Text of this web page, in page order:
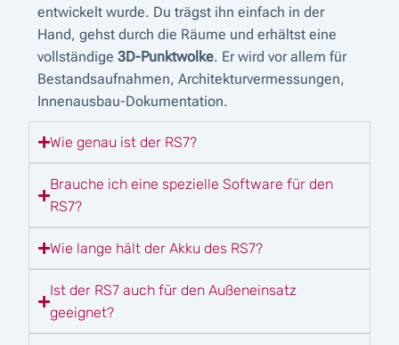
entwickelt wurde. Du trägst ihn einfach in der
Hand, gehst durch die Räume und erhältst eine
vollständige 3D-Punktwolke. Er wird vor allem für
Bestandsaufnahmen, Architekturvermessungen,
Innenausbau-Dokumentation.
Wie genau ist der RS7?
Brauche ich eine spezielle Software für den
RS7?
Wie lange hält der Akku des RS7?
Ist der RS7 auch für den Außeneinsatz
geeignet?